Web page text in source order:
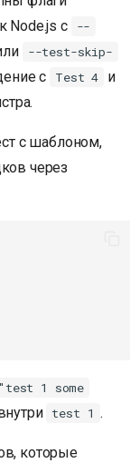
Node.js с
--
--test-skip-
с Test 4 и
с шаблоном,
через
1 some
test 1 .
которые